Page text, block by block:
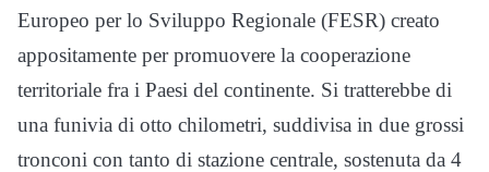
Europeo per lo Sviluppo Regionale (FESR) creato
appositamente per promuovere la cooperazione
territoriale fra i Paesi del continente. Si tratterebbe di
una funivia di otto chilometri, suddivisa in due grossi
tronconi con tanto di stazione centrale, sostenuta da 4